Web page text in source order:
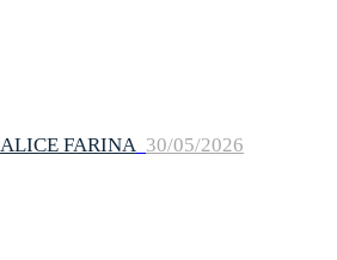
FARINA 30/05/2026